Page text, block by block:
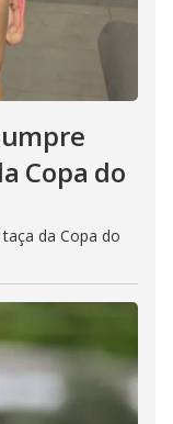
Copa do
da Copa do